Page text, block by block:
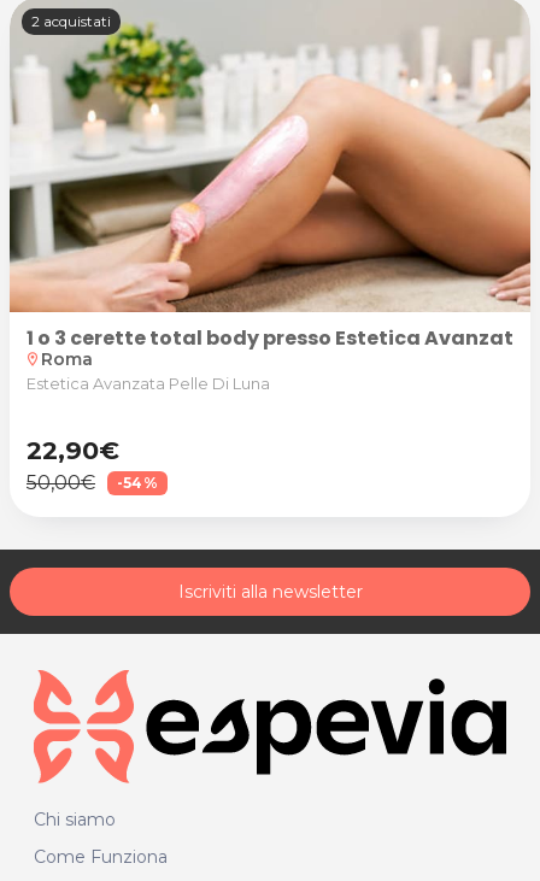
2 acquistati
1 o 3 cerette total body presso Estetica Avanzata
location_on Roma
Estetica Avanzata Pelle Di Luna
22,90€
50,00€ -54%
Iscriviti alla newsletter
Chi siamo
Come Funziona